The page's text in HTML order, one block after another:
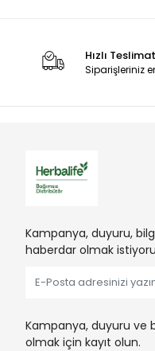
Hızlı Teslimat
Siparişleriniz
Kampanya, duyuru,
haberdar olmak
Kampanya, duyuru ve
olmak için kayıt olun.